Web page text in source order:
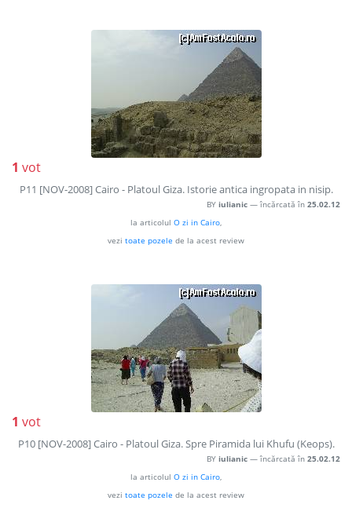
1 vot
P11 [NOV-2008] Cairo - Platoul Giza. Istorie antica ingropata in nisip.
BY iulianic — încărcată în 25.02.12
la articolul O zi in Cairo,
vezi toate pozele de la acest review
1 vot
P10 [NOV-2008] Cairo - Platoul Giza. Spre Piramida lui Khufu (Keops).
BY iulianic — încărcată în 25.02.12
la articolul O zi in Cairo,
vezi toate pozele de la acest review